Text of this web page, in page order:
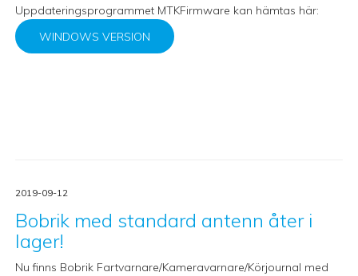
Uppdateringsprogrammet MTKFirmware kan hämtas här:
WINDOWS VERSION
2019-09-12
Bobrik med standard antenn åter i
lager!
Nu finns Bobrik Fartvarnare/Kameravarnare/Körjournal med